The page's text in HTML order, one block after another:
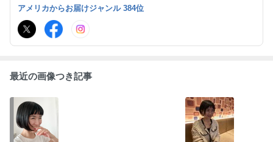
アメリカからお届けジャンル 384位
最近の画像つき記事